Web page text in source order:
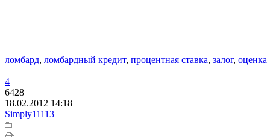
ломбард, ломбардный кредит, процентная ставка, залог, оценка
4
6428
18.02.2012 14:18
Simply11113